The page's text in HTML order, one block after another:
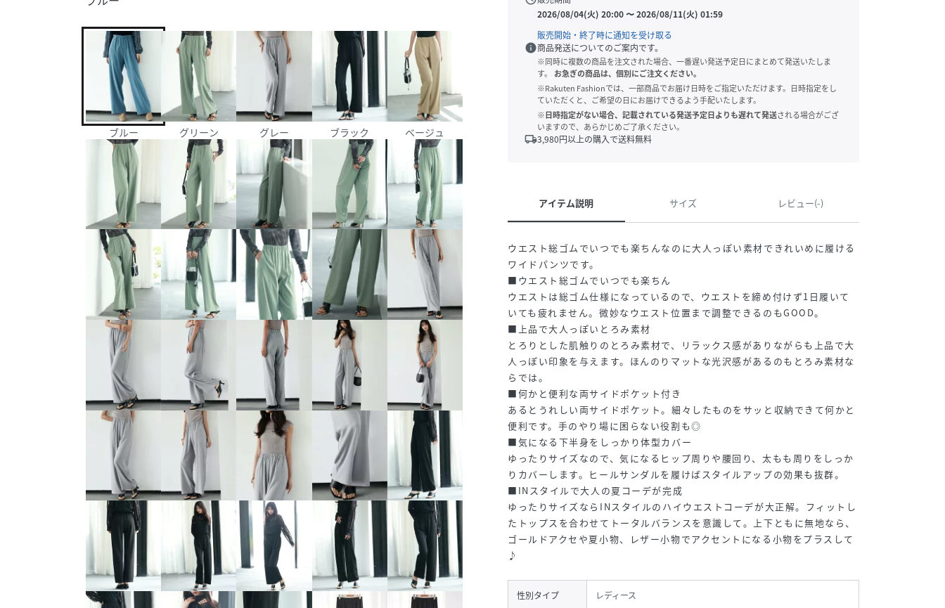
ブルー グリーン グレー ブラック ベージュ
2026/08/04(火) 20:00〜2026/08/11(火) 01:59
販売開始・終了時に通知を受け取る
info商品発送についてのご案内です。
※同時に複数の商品を注文された場合、一番遅い発送予定日にまとめて発送いたしま
す。
お急ぎの商品は、個別にご注文ください。
※Rakuten Fashionでは、一部商品でお届け日時をご指定いただけます。日時指定をし
ていただくと、ご希望の日にお届けできるよう手配いたします。
※日時指定がない場合、記載されている発送予定日よりも遅れて発送される場合がござ
いますので、あらかじめご了承ください。
local_shipping3,980円以上の購入で送料無料
アイテム説明 サイズ レビュー(-)
ウエスト総ゴムでいつでも楽ちんなのに大人っぽい素材できれいめに履ける
ワイドパンツです。
■ウエスト総ゴムでいつでも楽ちん
ウエストは総ゴム仕様になっているので、ウエストを締め付けず1日履いて
いても疲れません。微妙なウエスト位置まで調整できるのもGOOD。
■上品で大人っぽいとろみ素材
とろりとした肌触りのとろみ素材で、リラックス感がありながらも上品で大
人っぽい印象を与えます。ほんのりマットな光沢感があるのもとろみ素材な
らでは。
■何かと便利な両サイドポケット付き
あるとうれしい両サイドポケット。細々したものをサッと収納できて何かと
便利です。手のやり場に困らない役割も◎
■気になる下半身をしっかり体型カバー
ゆったりサイズなので、気になるヒップ周りや腰回り、太もも周りをしっか
りカバーします。ヒールサンダルを履けばスタイルアップの効果も抜群。
■INスタイルで大人の夏コーデが完成
ゆったりサイズならINスタイルのハイウエストコーデが大正解。フィットし
たトップスを合わせてトータルバランスを意識して。上下ともに無地なら、
ゴールドアクセや夏小物、レザー小物でアクセントになる小物をプラスして
♪
性別タイプ レディース